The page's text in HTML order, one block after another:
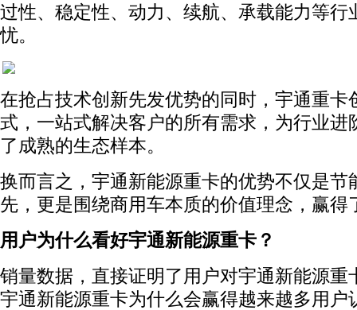
过性、稳定性、动力、续航、承载能力等行
忧。
在抢占技术创新先发优势的同时，宇通重卡
式，一站式解决客户的所有需求，为行业进
了成熟的生态样本。
换而言之，宇通新能源重卡的优势不仅是节
先，更是围绕商用车本质的价值理念，赢得
用户为什么看好宇通新能源重卡？
销量数据，直接证明了用户对宇通新能源重
宇通新能源重卡为什么会赢得越来越多用户